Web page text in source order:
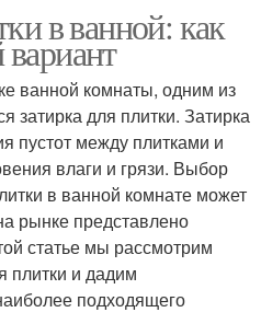
в ванной: как
ванной комнаты, одним из
затирка для плитки. Затирка
пустот между плитками и
влаги и грязи. Выбор
в ванной комнате может
рынке представлено
статье мы рассмотрим
плитки и дадим
подходящего